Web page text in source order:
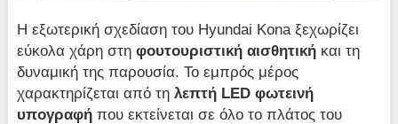
Η εξωτερική σχεδίαση του Hyundai Kona ξεχωρίζει
εύκολα χάρη στηφουτουριστική αισθητική και τη
δυναμική της παρουσία. Το εμπρός μέρος
χαρακτηρίζεται από τηλεπτή LED φωτεινή
υπογραφή που εκτείνεται σε όλο το πλάτος του